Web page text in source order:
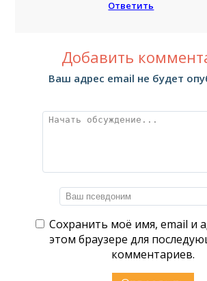
Ответить
Добавить
Ваш адрес email не будет
Сохранить моё имя, email и
этом браузере для
комментариев.